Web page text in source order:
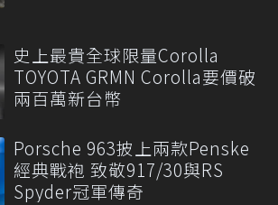
史上最貴全球限量Corolla
TOYOTA GRMN Corolla要價破
兩百萬新台幣
Porsche 963披上兩款Penske
經典戰袍 致敬917/30與RS
Spyder冠軍傳奇